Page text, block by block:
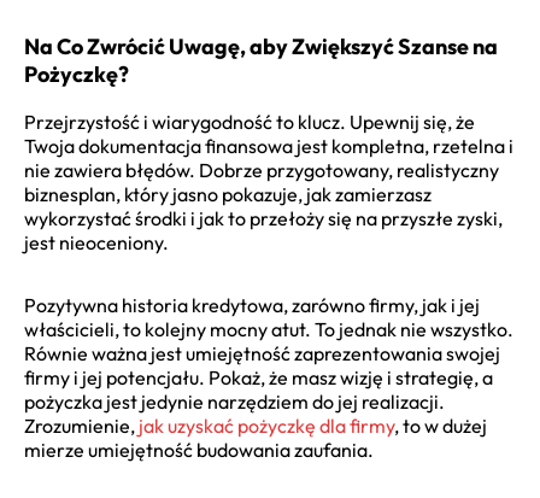
Na Co Zwrócić Uwagę, aby Zwiększyć Szanse na
Pożyczkę?
Przejrzystość i wiarygodność to klucz. Upewnij się, że
Twoja dokumentacja finansowa jest kompletna, rzetelna i
nie zawiera błędów. Dobrze przygotowany, realistyczny
biznesplan, który jasno pokazuje, jak zamierzasz
wykorzystać środki i jak to przełoży się na przyszłe zyski,
jest nieoceniony.
Pozytywna historia kredytowa, zarówno firmy, jak i jej
właścicieli, to kolejny mocny atut. To jednak nie wszystko.
Równie ważna jest umiejętność zaprezentowania swojej
firmy i jej potencjału. Pokaż, że masz wizję i strategię, a
pożyczka jest jedynie narzędziem do jej realizacji.
Zrozumienie, jak uzyskać pożyczkę dla firmy, to w dużej
mierze umiejętność budowania zaufania.